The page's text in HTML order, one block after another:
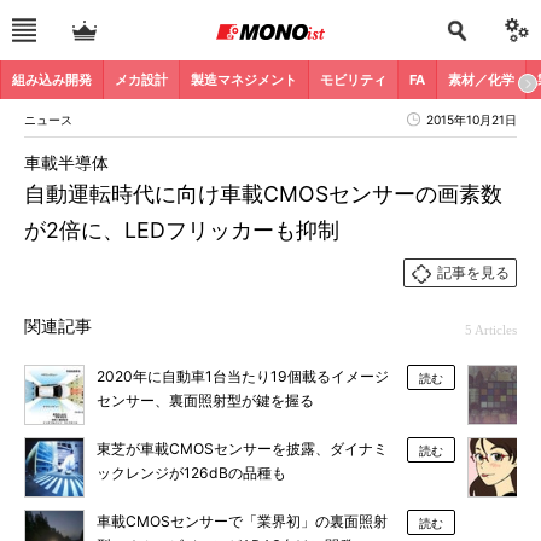
組み込み開発 メカ設計 製造マネジメント モビリティ FA 素材／化学
ニュース 2015年10月21日
自動運転時代に向け車載CMOSセンサーの画素数
が2倍に、LEDフリッカーも抑制
車載半導体
記事を見る
関連記事 5 Articles
2020年に自動車1台当たり19個載るイメージ
センサー、裏面照射型が鍵を握る
読む
東芝が車載CMOSセンサーを披露、ダイナミ
ックレンジが126dBの品種も
読む
車載CMOSセンサーで「業界初」の裏面照射
読む